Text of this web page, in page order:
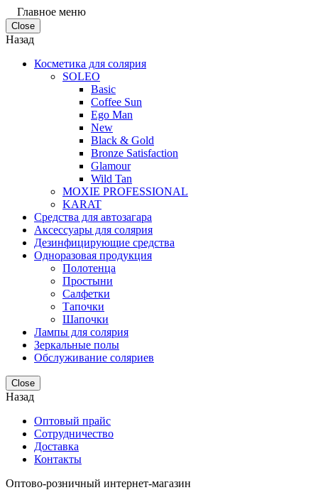
Главное меню
Close
Назад
Косметика для солярия
SOLEO
Basic
Coffee Sun
Ego Man
New
Black & Gold
Bronze Satisfaction
Glamour
Wild Tan
MOXIE PROFESSIONAL
KARAT
Средства для автозагара
Аксессуары для солярия
Дезинфицирующие средства
Одноразовая продукция
Полотенца
Простыни
Салфетки
Тапочки
Шапочки
Лампы для солярия
Зеркальные полы
Обслуживание соляриев
Close
Назад
Оптовый прайс
Сотрудничество
Доставка
Контакты
Оптово-розничный интернет-магазин